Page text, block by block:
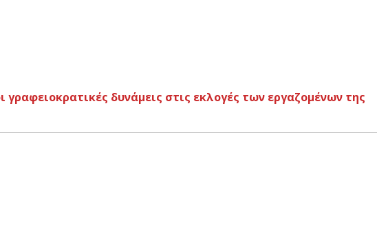
γραφειοκρατικές δυνάμεις στις εκλογές των εργαζομένων της